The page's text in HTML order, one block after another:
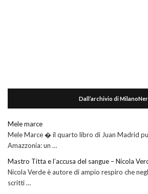
Dall’archivio di
Mele marce
Mele Marce � il quarto libro di Juan Madrid
Amazzonia: un …
Mastro Titta e l’accusa del sangue – Nicola
Nicola Verde è autore di ampio respiro che
scritti …